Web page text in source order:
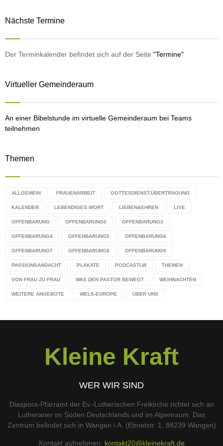
c
o
Nächste Termine
Der Terminkalender befindet sich auf der Seite "Termine"
Virtueller Gemeinderaum
An einer Bibelstunde im virtuelle Gemeinderaum bei Teams
teilnehmen
Themen
ALLGEMEIN FRAUENARBEIT GOTTESDIENST.ÜBERTRAGUNG
KALENDER LEBENDIGES WORT LIEBEN&EHREN LIVE
OFFENBARUNG OFFENBARUNG0 OFFENBARUNG3
OFFENBARUNG4 OFFENBARUNG5 OFFENBARUNG6
OFFENBARUNG7 OFFENBARUNG8 OFFENBARUNG9
PASSIONSANDACHT PLAKATE PODCASTLW THEMEN
VON FRAU ZU FRAU WAS DEN PASTOR BEWEGT WEIHNACHTEN
WEITERE ANGEBOTE WELS-EUROPE ÜBER UNS
Kleine Kraft
WER WIR SIND
Diaspora-Pfarramt der Ev.-Lutherischen Freikirche richtet sich an
Lutheraner im Süden Deutschlands und im Alpenraum. Das
Zentrum befindet sich in Wangen i.A. (Ebnetstr. 1, 88239 Wangen)
Kontakt aufnehmen: kontakt20@kleinekraft.de